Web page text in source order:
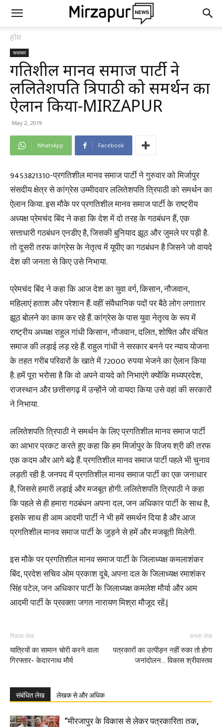
होम
समाचार
प्रगतिशील मानव समाज पार्टी ने
ललितेशपति त्रिपाठी को समर्थन का
ऐलान किया-MIRZAPUR
May 2, 2019
WhatsApp Facebook
9453821310-प्रगतिशील मानव समाज पार्टी ने गुरुवार को मिर्जापुर
संसदीय क्षेत्र से कांग्रेस उम्मीदवार ललितेशपति त्रिपाठी को समर्थन का
ऐलान किया. इस मौके पर प्रगतिशील मानव समाज पार्टी के राष्ट्रीय
अध्यक्ष प्रेमचंद बिंद ने कहा कि देश में दो तरह के गठबंधन हैं, एक
सत्ताधारी गठबंधन एनडीए है, जिसकी बुनियाद झूठ और जुमले पर पड़ी है.
तो दूसरी तरफ कांग्रेस के नेतृत्व में यूपीए का गठबंधन है जिसने जो वायदे
देश की जनता से किए उसे निभाया.
प्रेमचंद बिंद ने कहा कि आज देश का युवा वर्ग, किसान, नौजवान,
महिलाएं हताश और परेशान हैं. वहीं संवैधानिक पदों पर बैठे लोग लगातार
झूठ बोलने का काम कर रहे हैं. कांग्रेस के पास युवा नेतृत्व के रूप में
राष्ट्रीय अध्यक्ष राहुल गांधी किसान, नौजवान, दलित, शोषित और वंचित
समाज की लड़ाई लड़ रहे हैं. राहुल गांधी ने सरकार बनने पर न्याय योजना
के तहत गरीब परिवारों के खाते में 72000 रुपया भेजने का ऐलान किया
है. हमें पूरा भरोसा है कि वो अपने वायदे को निभाएंगे क्योंकि मध्यप्रदेश,
राजस्थान और छत्तीसगढ़ में उन्होंने जो वायदा किया उसे वहां की सरकारों
ने निभाया.
ललितेशपति त्रिपाठी ने समर्थन के लिए प्रगतिशील मानव समाज पार्टी
का आभार प्रकट करते हुए कहा कि हम मिर्जापुर के विजय श्री की तरफ
एक कदम और आगे बढ़े हैं. प्रगतिशील मानव समाज पार्टी पहले भी चुनाव
लड़ती रही है. जनपद में प्रगतिशील मानव समाज पार्टी का एक जनाधार
है, जिससे हमारी लड़ाई और मजबूत होगी. ललितेशपति त्रिपाठी ने कहा
कि पहले से ही हमारा गठबंधन अपना दल, जन अधिकार पार्टी के साथ है,
इसके साथ ही आम आदमी पार्टी ने भी हमें समर्थन दिया है और आज
प्रगतिशील मानव समाज पार्टी के जुड़ने से हमें और मजबूती मिलेगी.
इस मौके पर प्रगतिशील मानव समाज पार्टी के जिलाध्यक्ष कमलाशंकर
बिंद, प्रदेश सचिव ओम प्रकाश दूबे, अपना दल के जिलाध्यक्ष रमाशंकर
सिंह पटेल, जन अधिकार पार्टी के जिलाध्यक्ष कमलेश मौर्या और आम
आदमी पार्टी के प्रवक्ता जगत नारायण मिश्रा मौजूद रहें.|
पिछला लेख
यात्रियों का सामान चोरी करने वाला
गिरफ्तार- केदारनाथ मौर्य
अगला लेख
पत्रकारों का उत्पीड़न नहीं रुका तो होगा
जनांदोलन… विकास श्रीवास्तव
संबंधित लेख लेखक से और अधिक
“मीरजापुर के विकास से लेकर पत्रकारिता तक,